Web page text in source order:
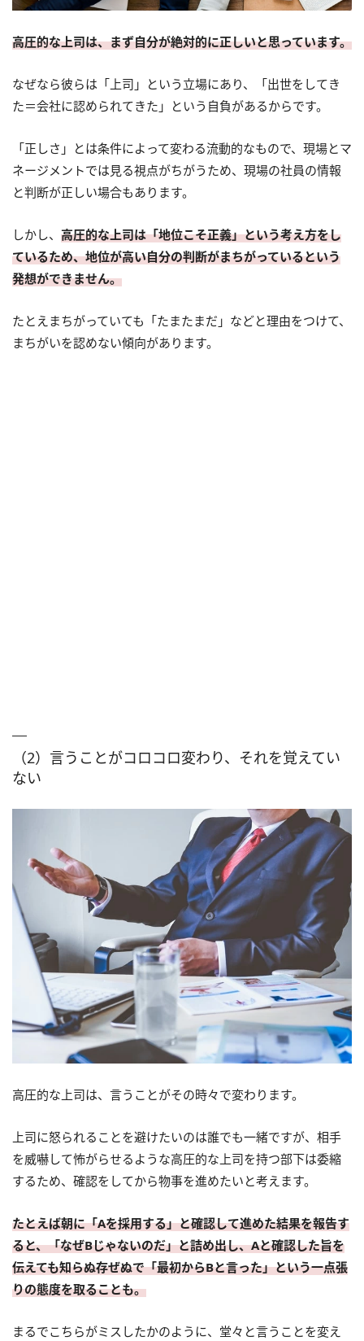
高圧的な上司は、まず自分が絶対的に正しいと思っています。
なぜなら彼らは「上司」という立場にあり、「出世をしてき
た＝会社に認められてきた」という自負があるからです。
「正しさ」とは条件によって変わる流動的なもので、現場とマ
ネージメントでは見る視点がちがうため、現場の社員の情報
と判断が正しい場合もあります。
しかし、 高圧的な上司は「地位こそ正義」という考え方をし
ているため、地位が高い自分の判断がまちがっているという
発想ができません。
たとえまちがっていても「たまたまだ」などと理由をつけて、
まちがいを認めない傾向があります。
（2）言うことがコロコロ変わり、それを覚えてい
ない
高圧的な上司は、言うことがその時々で変わります。
上司に怒られることを避けたいのは誰でも一緒ですが、相手
を威嚇して怖がらせるような高圧的な上司を持つ部下は委縮
するため、確認をしてから物事を進めたいと考えます。
たとえば朝に「Aを採用する」と確認して進めた結果を報告す
ると、「なぜBじゃないのだ」と詰め出し、Aと確認した旨を
伝えても知らぬ存ぜぬで「最初からBと言った」という一点張
りの態度を取ることも。
まるでこちらがミスしたかのように、堂々と言うことを変え